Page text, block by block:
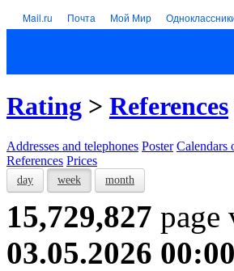
Mail.ru Почта Мой Мир
Rating > References
Addresses and telephones Poster Calendars
References Prices
day week month
15,729,827 page
03.05.2026 00:00